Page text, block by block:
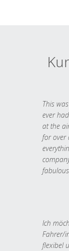
This
ever
at the
for over
Ich
Fahrer/
flexibel